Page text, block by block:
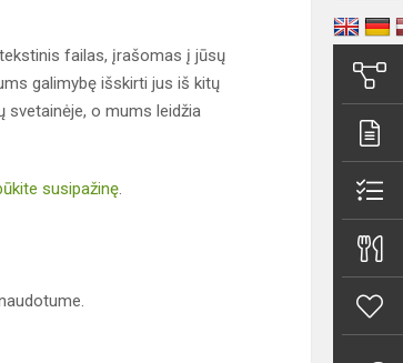
failas, įrašomas į jūsų
galimybę išskirti jus iš kitų
svetainėje, o mums leidžia
susipažinę.